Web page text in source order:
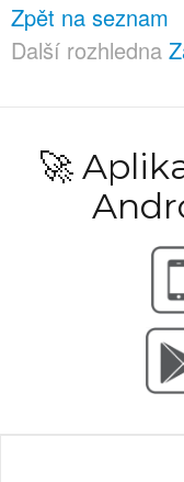
Zpět na seznam
Další rozhledna
🚀